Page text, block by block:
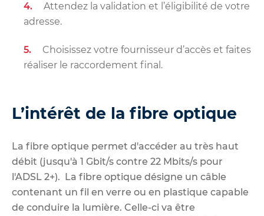
Attendez la validation et l’éligibilité de votre
adresse.
Choisissez votre fournisseur d’accès et faites
réaliser le raccordement final.
L’intérêt de la fibre optique
La fibre optique permet d'accéder au très haut
débit (jusqu'à 1 Gbit/s contre 22 Mbits/s pour
l'ADSL 2+). La fibre optique désigne un câble
contenant un fil en verre ou en plastique capable
de conduire la lumière. Celle-ci va être